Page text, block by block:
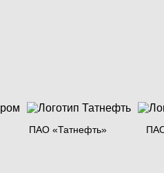
ПАО «Татнефть»